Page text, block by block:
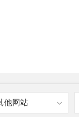
他网站